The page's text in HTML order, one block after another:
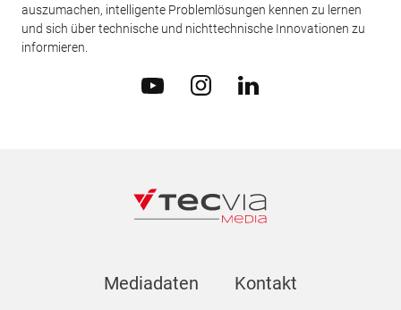
auszumachen, intelligente Problemlösungen kennen zu lernen
und sich über technische und nichttechnische Innovationen zu
informieren.
Mediadaten Kontakt